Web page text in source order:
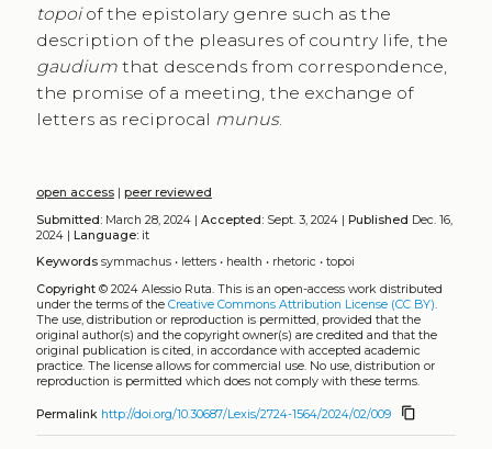
topoiof the epistolary genre such as the
description of the pleasures of country life, the
gaudiumthat descends from correspondence,
the promise of a meeting, the exchange of
letters as reciprocal munus.
open access| peer reviewed
Submitted:March 28, 2024 | Accepted:Sept. 3, 2024 | Published Dec. 16,
2024 | Language:it
Keywords symmachus• letters• health • rhetoric • topoi
Copyright© 2024 Alessio Ruta. This is an open-access work distributed
under the terms of the Creative Commons Attribution License (CC BY).
The use, distribution or reproduction is permitted, provided that the
original author(s) and the copyright owner(s) are credited and that the
original publication is cited, in accordance with accepted academic
practice. The license allows for commercial use. No use, distribution or
reproduction is permitted which does not comply with these terms.
Permalink http://doi.org/10.30687/Lexis/2724-1564/2024/02/009 content_copy